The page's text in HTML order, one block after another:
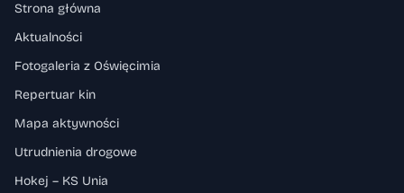
Strona główna
Aktualności
Fotogaleria z Oświęcimia
Repertuar kin
Mapa aktywności
Utrudnienia drogowe
Hokej – KS Unia